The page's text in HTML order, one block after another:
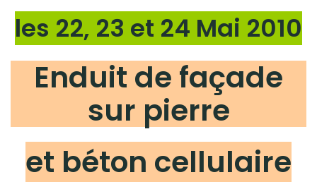
les 22, 23 et 24 Mai 2010
Enduit de façade
sur pierre
et béton cellulaire